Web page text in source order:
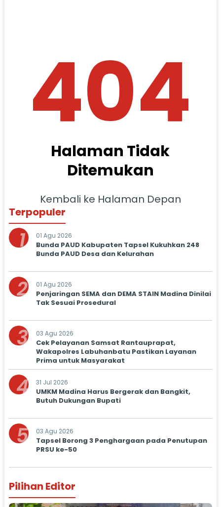
404
Halaman Tidak
Ditemukan
Kembali ke Halaman Depan
Terpopuler
1 01 Agu 2026
Bunda PAUD Kabupaten Tapsel Kukuhkan 248
Bunda PAUD Desa dan Kelurahan
2 01 Agu 2026
Penjaringan SEMA dan DEMA STAIN Madina Dinilai
Tak Sesuai Prosedural
3 03 Agu 2026
Cek Pelayanan Samsat Rantauprapat,
Wakapolres Labuhanbatu Pastikan Layanan
Prima untuk Masyarakat
4 31 Jul 2026
UMKM Madina Harus Bergerak dan Bangkit,
Butuh Dukungan Bupati
5 03 Agu 2026
Tapsel Borong 3 Penghargaan pada Penutupan
PRSU ke-50
Pilihan Editor